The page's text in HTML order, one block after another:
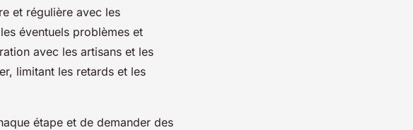
et régulière avec les
éventuels problèmes et
avec les artisans et les
limitant les retards et les
étape et de demander des